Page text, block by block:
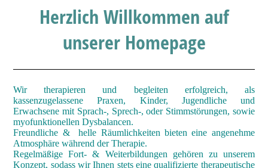
Herzlich Willkommen auf
unserer Homepage
Wir therapieren und begleiten erfolgreich, als
kassenzugelassene Praxen, Kinder, Jugendliche und
Erwachsene mit Sprach-, Sprech-, oder Stimmstörungen, sowie
myofunktionellen Dysbalancen.
Freundliche & helle Räumlichkeiten bieten eine angenehme
Atmosphäre während der Therapie.
Regelmäßige Fort- & Weiterbildungen gehören zu unserem
Konzept, sodass wir Ihnen stets eine qualifizierte therapeutische